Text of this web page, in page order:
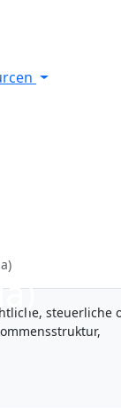
steuerliche